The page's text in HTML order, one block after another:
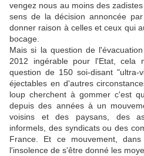
vengez nous au moins des
sens de la décision annoncée
donner raison à celles et ceux qui
bocage.
Mais si la question de
2012 ingérable pour l'Etat,
question de 150 soi-disant "ultra-
éjectables en d'autres
loup cherchent à gommer c'est
depuis des années à un
voisins et des paysans, des
informels, des syndicats ou des
France. Et ce mouvement,
l'insolence de s'être donné les